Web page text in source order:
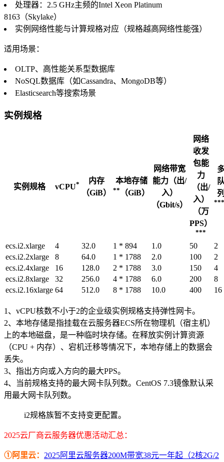
处理器：2.5 GHz主频的Intel Xeon Platinum
8163（Skylake）
实例网络性能与计算规格对应（规格越高网络性能强）
适用场景：
OLTP、高性能关系型数据库
NoSQL数据库（如Cassandra、MongoDB等）
Elasticsearch等搜索场景
实例规格
实例规格 vCPU*
内存
（GiB）
本地存储
** （GiB）
网络带宽
能力（出/
入）
（Gbit/s）
网络
收发
包能
力
（出/
入）
（万
PPS）
***
ecs.i2.xlarge 4 32.0 1 * 894 1.0 50
2
ecs.i2.2xlarge
8 64.0 1 * 1788 2.0 100
2
ecs.i2.4xlarge
16 128.0 2 * 1788 3.0 150
4
ecs.i2.8xlarge
32 256.0 4 * 1788 6.0 200
8
ecs.i2.16xlarge 64 512.0 8 * 1788 10.0 400 16
1、vCPU核数不小于2的企业级实例规格支持弹性网卡。
2、本地存储是指挂载在云服务器ECS所在物理机（宿主机）
上的本地磁盘，是一种临时块存储。在释放实例计算资源
（CPU + 内存）、宕机迁移等情况下，本地存储上的数据会
丢失。
3、指出方向或入方向的最大PPS。
4、当前规格支持的最大网卡队列数。CentOS 7.3镜像默认采
用最大网卡队列数。
i2规格族暂不支持变更配置。
2025云厂商云服务器优惠活动汇总：
①阿里云： 2025阿里云服务器200M带宽38元一年起（2核2G/2